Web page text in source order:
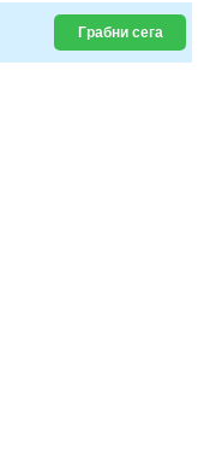
Грабни сега